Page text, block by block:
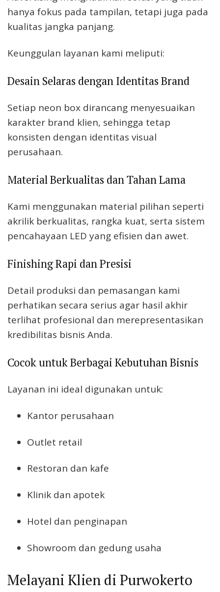
hanya fokus pada tampilan, tetapi juga pada
kualitas jangka panjang.
Keunggulan layanan kami meliputi:
Desain Selaras dengan Identitas Brand
Setiap neon box dirancang menyesuaikan
karakter brand klien, sehingga tetap
konsisten dengan identitas visual
perusahaan.
Material Berkualitas dan Tahan Lama
Kami menggunakan material pilihan seperti
akrilik berkualitas, rangka kuat, serta sistem
pencahayaan LED yang efisien dan awet.
Finishing Rapi dan Presisi
Detail produksi dan pemasangan kami
perhatikan secara serius agar hasil akhir
terlihat profesional dan merepresentasikan
kredibilitas bisnis Anda.
Cocok untuk Berbagai Kebutuhan Bisnis
Layanan ini ideal digunakan untuk:
Kantor perusahaan
Outlet retail
Restoran dan kafe
Klinik dan apotek
Hotel dan penginapan
Showroom dan gedung usaha
Melayani Klien di Purwokerto